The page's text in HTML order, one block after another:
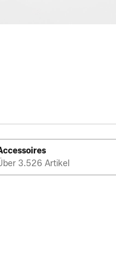
3.526 Artikel